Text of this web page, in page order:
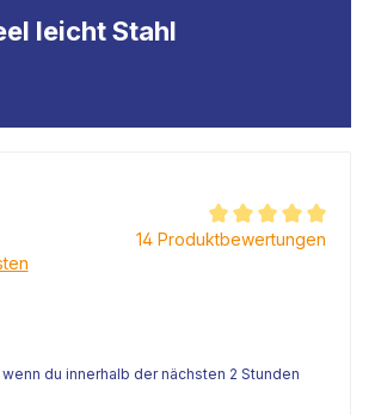
leicht Stahl
Durchschnittliche
14 Produktbewertungen
wenn du innerhalb der nächsten 2 Stunden